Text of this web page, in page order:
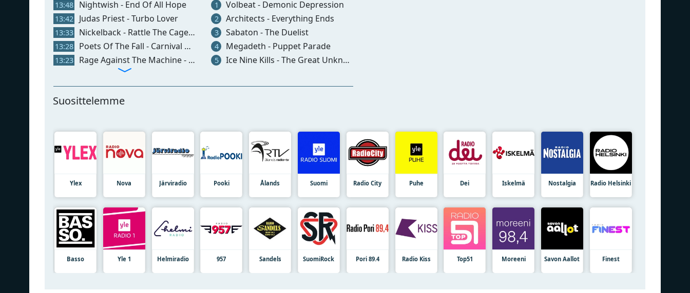
13:48 Nightwish - End Of All Hope
13:42 Judas Priest - Turbo Lover
13:33 Nickelback - Rattle The Cage (feat. John 5)
13:28 Poets Of The Fall - Carnival Of Rust
13:23 Rage Against The Machine - Killing In The Name
1 Volbeat - Demonic Depression
2 Architects - Everything Ends
3 Sabaton - The Duelist
4 Megadeth - Puppet Parade
5 Ice Nine Kills - The Great Unknown
Suosittelemme
Ylex Nova Järviradio Pooki Ålands Suomi Radio City Puhe Dei Iskelmä Nostalgia Radio Helsinki
Basso Yle 1 Helmiradio 957 Sandels SuomiRock Pori 89.4 Radio Kiss Top51 Moreeni Savon Aallot Finest